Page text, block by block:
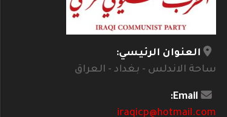
العنوان الرئيسي:
ساحة الاندلس - بغداد - العراق
Email:
iraqicp@hotmail.com